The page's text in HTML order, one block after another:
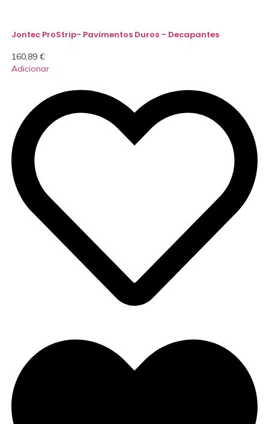
Jontec ProStrip- Pavimentos Duros – Decapantes
160,89 €
Adicionar